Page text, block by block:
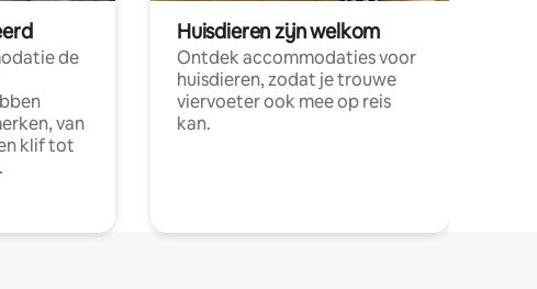
de
van
klif tot
Huisdieren zijn welkom
Ontdek accommodaties voor
huisdieren, zodat je trouwe
viervoeter ook mee op reis
kan.